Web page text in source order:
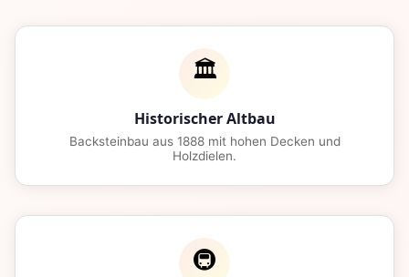
🏛️
Historischer Altbau
Backsteinbau aus 1888 mit hohen Decken und
Holzdielen.
🚇